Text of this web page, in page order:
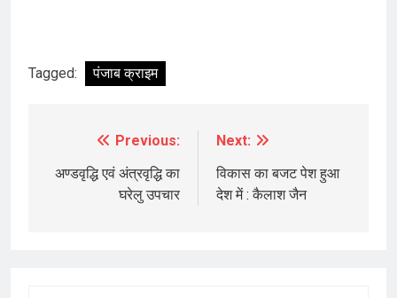
Tagged: पंजाब क्राइम
navigation
Previous:
अण्डवृद्धि एवं अंत्रवृद्धि का
घरेलु उपचार
Next:
विकास का बजट पेश हुआ
देश में : कैलाश जैन